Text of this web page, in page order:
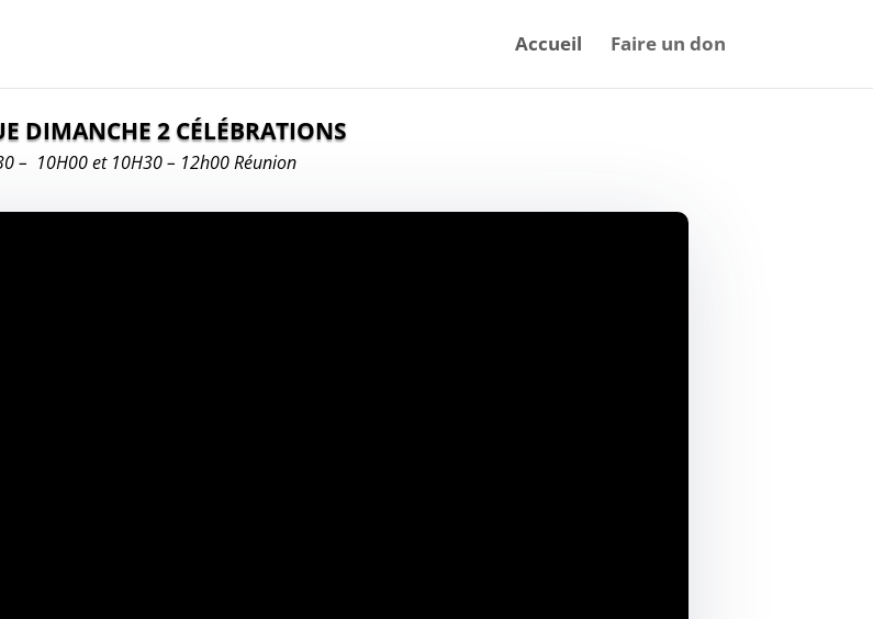
Accueil Faire un don
DIMANCHE 2 CÉLÉBRATIONS
– 10H00 et 10H30 – 12h00 Réunion